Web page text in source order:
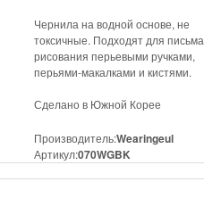
Чернила на водной основе, не
токсичные. Подходят для
рисования перьевыми ручками,
перьями-макалками и кистями.
Сделано в Южной Корее
Производитель:Wearingeul
Артикул:070WGBK